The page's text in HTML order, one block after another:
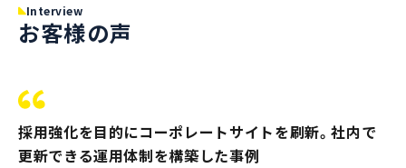
Interview
お客様の声
採用強化を目的にコーポレートサイトを刷新。社内で
更新できる運用体制を構築した事例